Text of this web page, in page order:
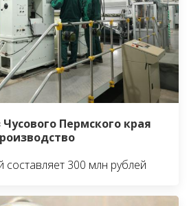
Пермского края
300 млн рублей